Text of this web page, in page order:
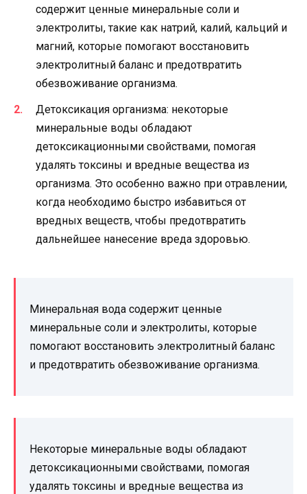
содержит ценные минеральные соли и
электролиты, такие как натрий, калий, кальций и
магний, которые помогают восстановить
электролитный баланс и предотвратить
обезвоживание организма.
Детоксикация организма: некоторые
минеральные воды обладают
детоксикационными свойствами, помогая
удалять токсины и вредные вещества из
организма. Это особенно важно при отравлении,
когда необходимо быстро избавиться от
вредных веществ, чтобы предотвратить
дальнейшее нанесение вреда здоровью.
Минеральная вода содержит ценные
минеральные соли и электролиты, которые
помогают восстановить электролитный баланс
и предотвратить обезвоживание организма.
Некоторые минеральные воды обладают
детоксикационными свойствами, помогая
удалять токсины и вредные вещества из